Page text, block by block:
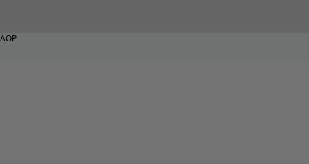
AOP